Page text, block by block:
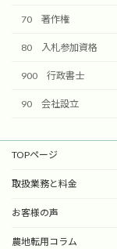
70 著作権
80 入札参加資格
900 行政書士
90 会社設立
TOPページ
取扱業務と料金
お客様の声
農地転用コラム